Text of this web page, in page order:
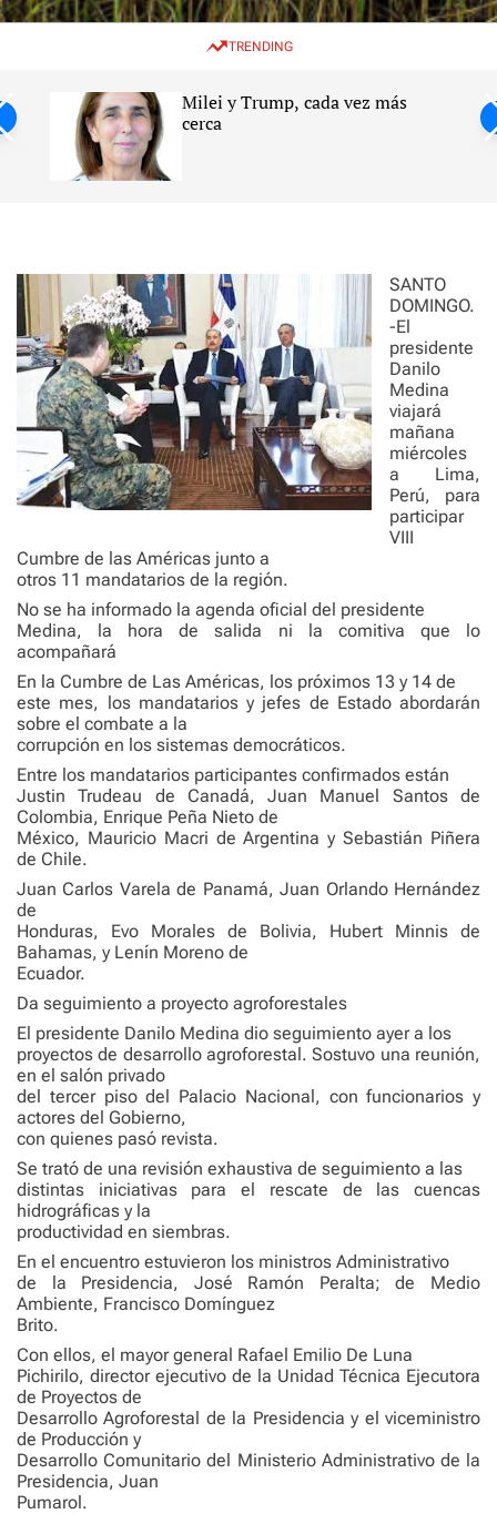
w
c
e
e
TRENDING
Milei y Trump, cada vez más
cerca
SANTO
DOMINGO.
-El
presidente
Danilo
Medina
viajará
mañana
miércoles
a Lima,
Perú, para
participar
VIII
Cumbre de las Américas junto a
otros 11 mandatarios de la región.
No se ha informado la agenda oficial del presidente
Medina, la hora de salida ni la comitiva que lo
acompañará
En la Cumbre de Las Américas, los próximos 13 y 14 de
este mes, los mandatarios y jefes de Estado abordarán
sobre el combate a la
corrupción en los sistemas democráticos.
Entre los mandatarios participantes confirmados están
Justin Trudeau de Canadá, Juan Manuel Santos de
Colombia, Enrique Peña Nieto de
México, Mauricio Macri de Argentina y Sebastián Piñera
de Chile.
Juan Carlos Varela de Panamá, Juan Orlando Hernández
de
Honduras, Evo Morales de Bolivia, Hubert Minnis de
Bahamas, y Lenín Moreno de
Ecuador.
Da seguimiento a proyecto agroforestales
El presidente Danilo Medina dio seguimiento ayer a los
proyectos de desarrollo agroforestal. Sostuvo una reunión,
en el salón privado
del tercer piso del Palacio Nacional, con funcionarios y
actores del Gobierno,
con quienes pasó revista.
Se trató de una revisión exhaustiva de seguimiento a las
distintas iniciativas para el rescate de las cuencas
hidrográficas y la
productividad en siembras.
En el encuentro estuvieron los ministros Administrativo
de la Presidencia, José Ramón Peralta; de Medio
Ambiente, Francisco Domínguez
Brito.
Con ellos, el mayor general Rafael Emilio De Luna
Pichirilo, director ejecutivo de la Unidad Técnica Ejecutora
de Proyectos de
Desarrollo Agroforestal de la Presidencia y el viceministro
de Producción y
Desarrollo Comunitario del Ministerio Administrativo de la
Presidencia, Juan
Pumarol.